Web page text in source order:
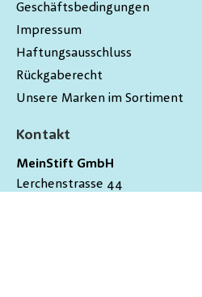
Kontakt
MeinStift GmbH
Lerchenstrasse 44
Geschäftsbedingungen
Impressum
Haftungsausschluss
Rückgaberecht
Unsere Marken im Sortiment